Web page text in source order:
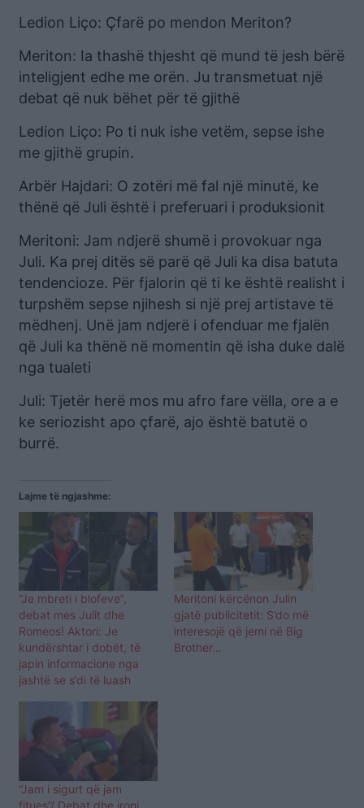
Ledion Liço: Çfarë po mendon Meriton?
Meriton: Ia thashë thjesht që mund të jesh bërë
inteligjent edhe me orën. Ju transmetuat një
debat që nuk bëhet për të gjithë
Ledion Liço: Po ti nuk ishe vetëm, sepse ishe
me gjithë grupin.
Arbër Hajdari: O zotëri më fal një minutë, ke
thënë që Juli është i preferuari i produksionit
Meritoni: Jam ndjerë shumë i provokuar nga
Juli. Ka prej ditës së parë që Juli ka disa batuta
tendencioze. Për fjalorin që ti ke është realisht i
turpshëm sepse njihesh si një prej artistave të
mëdhenj. Unë jam ndjerë i ofenduar me fjalën
që Juli ka thënë në momentin që isha duke dalë
nga tualeti
Juli: Tjetër herë mos mu afro fare vëlla, ore a e
ke seriozisht apo çfarë, ajo është batutë o
burrë.
Lajme të ngjashme:
“Je mbreti i blofeve”,
debat mes Julit dhe
Romeos! Aktori: Je
kundërshtar i dobët, të
japin informacione nga
jashtë se s‘di të luash
Meritoni kërcënon Julin
gjatë publicitetit: S’do më
interesojë që jemi në Big
Brother…
“Jam i sigurt që jam
fitues”/ Debat dhe ironi